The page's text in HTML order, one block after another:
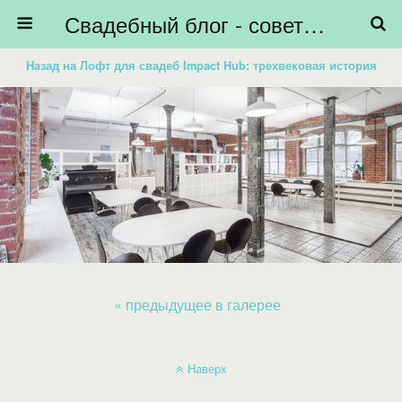
Свадебный блог - советы невестам, подготовка к свадьбе - HiBride
Назад на Лофт для свадеб Impact Hub: трехвековая история
« предыдущее в галерее
Наверх